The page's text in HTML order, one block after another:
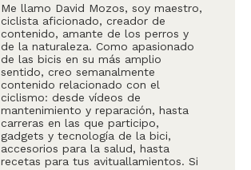
Me llamo David Mozos, soy maestro,
ciclista aficionado, creador de
contenido, amante de los perros y
de la naturaleza. Como apasionado
de las bicis en su más amplio
sentido, creo semanalmente
contenido relacionado con el
ciclismo: desde vídeos de
mantenimiento y reparación, hasta
carreras en las que participo,
gadgets y tecnología de la bici,
accesorios para la salud, hasta
recetas para tus avituallamientos. Si